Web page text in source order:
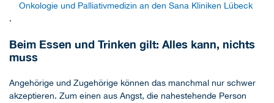
Onkologie und Palliativmedizin an den Sana Kliniken Lübeck
.
Beim Essen und Trinken gilt: Alles kann, nichts
muss
Angehörige und Zugehörige können das manchmal nur schwer
akzeptieren. Zum einen aus Angst, die nahestehende Person